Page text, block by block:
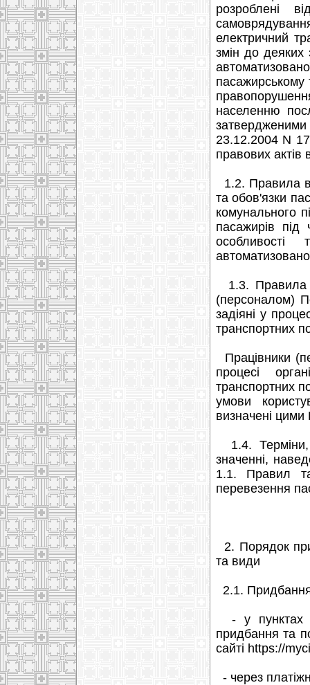
розроблені
електричний
змін до деяких
пасажирському
населенню
23.12.2004 N
правових актів
1.2. Правила
та обов'язки
комунального
пасажирів під
особливості
1.3. Правила
(персоналом)
задіяні у
транспортних
Працівники
процесі
транспортних
умови
визначені
1.4. Терміни,
значенні,
1.1. Правил
перевезення
2. Порядок
та види
2.1. Придбання
- у пунктах
придбання та
сайті https://
- через